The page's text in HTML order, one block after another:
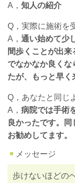
A， 知人の紹介
Q，実際に施術を
A， 通い始めて少
間歩くことが出
でなかなか良くな
たが、もっと早く
Q，あなたと同じ
A， 病院では手術
良かったです。
お勧めしてます。
メッセージ
歩けないほどの